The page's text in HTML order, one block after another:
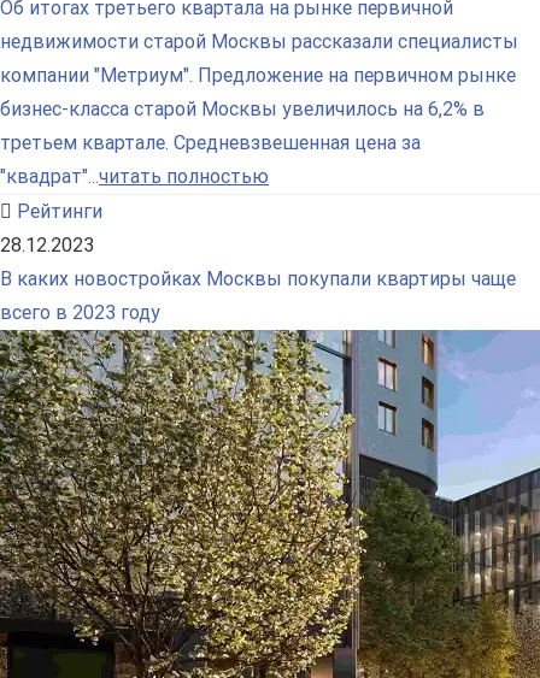
Об итогах третьего квартала на рынке первичной
недвижимости старой Москвы рассказали специалисты
компании "Метриум". Предложение на первичном рынке
бизнес-класса старой Москвы увеличилось на 6,2% в
третьем квартале. Средневзвешенная цена за
"квадрат"...читать полностью
Рейтинги
28.12.2023
В каких новостройках Москвы покупали квартиры чаще
всего в 2023 году